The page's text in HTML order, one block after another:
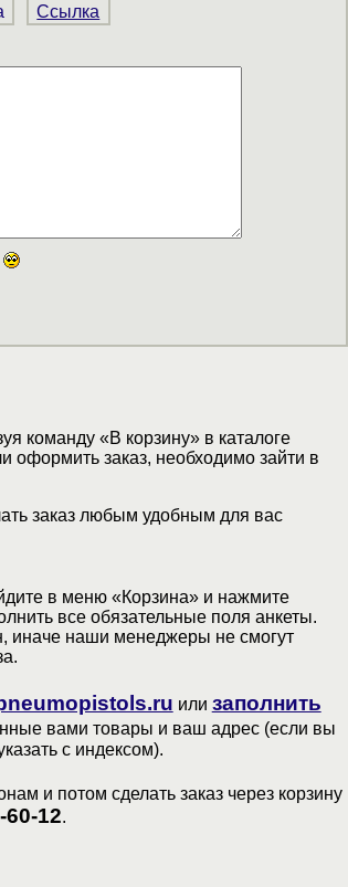
Ссылка
команду «В корзину» в каталоге
оформить заказ, необходимо зайти в
заказ любым удобным для вас
в меню «Корзина» и нажмите
все обязательные поля анкеты.
иначе наши менеджеры не смогут
или заполнить
вами товары и ваш адрес (если вы
с индексом).
и потом сделать заказ через корзину
60-12.